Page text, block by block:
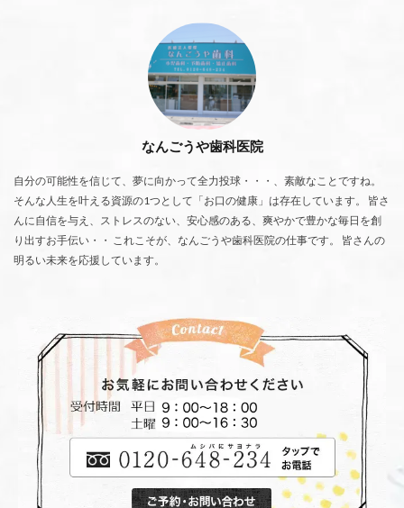
なんごうや歯科医院
自分の可能性を信じて、夢に向かって全力投球・・・、素敵なことですね。
そんな人生を叶える資源の1つとして「お口の健康」は存在しています。 皆さ
んに自信を与え、ストレスのない、安心感のある、爽やかで豊かな毎日を創
り出すお手伝い・・ これこそが、なんごうや歯科医院の仕事です。 皆さんの
明るい未来を応援しています。